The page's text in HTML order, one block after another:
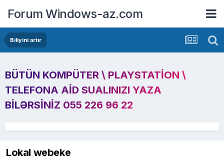
Forum Windows-az.com
Biliyini artır
BÜTÜN KOMPÜTER \ PLAYSTATION \
TELEFONA AID SUALINIZI YAZA
BILƏRSINIZ 055 226 96 22
Lokal webeke